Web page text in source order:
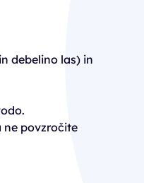
debelino las) in
ne povzročite